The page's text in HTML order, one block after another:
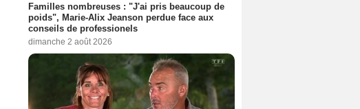
Familles nombreuses : "J'ai pris beaucoup de
poids", Marie-Alix Jeanson perdue face aux
conseils de professionels
dimanche 2 août 2026